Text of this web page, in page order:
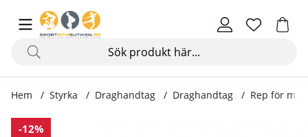
Hem Styrka Draghandtag Draghandtag Rep för
-12%
Produktbilder Rep för magträning AB-Strap